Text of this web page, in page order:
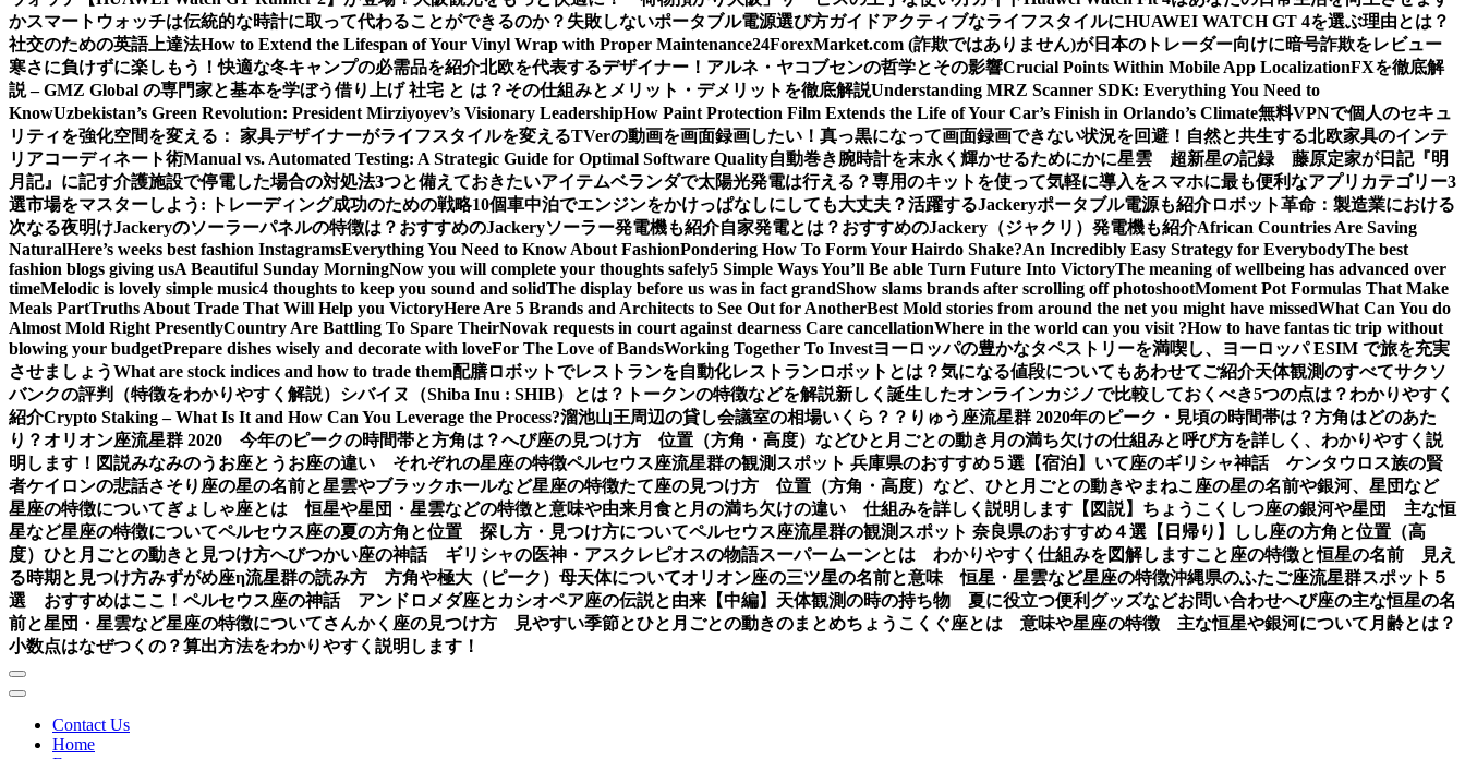
かスマートウォッチは伝統的な時計に取って代わることができるのか？ 失敗しないポータブル電源選び方ガイドアクティブなライフスタイルにHUAWEI WATCH GT 4を選ぶ理由とは？
社交のための英語上達法How to Extend the Lifespan of Your Vinyl Wrap with Proper Maintenance24ForexMarket.com (詐欺ではありません)が日本のトレーダー向けに暗号詐欺をレビュー
寒さに負けずに楽しもう！快適な冬キャンプの必需品を紹介北欧を代表するデザイナー！アルネ・ヤコブセンの哲学とその影響Crucial Points Within Mobile App LocalizationFXを徹底解
説 – GMZ Global の専門家と基本を学ぼう借り上げ 社宅 と は？その仕組みとメリット・デメリットを徹底解説Understanding MRZ Scanner SDK: Everything You Need to
KnowUzbekistan’s Green Revolution: President Mirziyoyev’s Visionary LeadershipHow Paint Protection Film Extends the Life of Your Car’s Finish in Orlando’s Climate無料VPNで個人のセキュ
リティを強化空間を変える： 家具デザイナーがライフスタイルを変えるTVerの動画を画面録画したい！真っ黒になって画面録画できない状況を回避！ 自然と共生する北欧家具のインテ
リアコーディネート術Manual vs. Automated Testing: A Strategic Guide for Optimal Software Quality自動巻き腕時計を末永く輝かせるためにかに星雲 超新星の記録 藤原定家が日記『明
月記』に記す介護施設で停電した場合の対処法3つと備えておきたいアイテムベランダで太陽光発電は行える？専用のキットを使って気軽に導入をスマホに最も便利なアプリカテゴリー3
選市場をマスターしよう: トレーディング成功のための戦略10個車中泊でエンジンをかけっぱなしにしても大丈夫？活躍するJackeryポータブル電源も紹介ロボット革命：製造業における
次なる夜明けJackeryのソーラーパネルの特徴は？おすすめのJackeryソーラー発電機も紹介自家発電とは？おすすめのJackery（ジャクリ）発電機も紹介African Countries Are Saving
NaturalHere’s weeks best fashion InstagramsEverything You Need to Know About FashionPondering How To Form Your Hairdo Shake?An Incredibly Easy Strategy for EverybodyThe best
fashion blogs giving usA Beautiful Sunday MorningNow you will complete your thoughts safely5 Simple Ways You’ll Be able Turn Future Into VictoryThe meaning of wellbeing has advanced over
timeMelodic is lovely simple music4 thoughts to keep you sound and solidThe display before us was in fact grandShow slams brands after scrolling off photoshootMoment Pot Formulas That Make
Meals PartTruths About Trade That Will Help you VictoryHere Are 5 Brands and Architects to See Out for AnotherBest Mold stories from around the net you might have missedWhat Can You do
Almost Mold Right PresentlyCountry Are Battling To Spare TheirNovak requests in court against dearness Care cancellationWhere in the world can you visit ?How to have fantas tic trip without
blowing your budgetPrepare dishes wisely and decorate with loveFor The Love of BandsWorking Together To Investヨーロッパの豊かなタペストリーを満喫し、ヨーロッパ ESIM で旅を充実
させましょうWhat are stock indices and how to trade them配膳ロボットでレストランを自動化レストランロボットとは？気になる値段についてもあわせてご紹介天体観測のすべてサクソ
バンクの評判（特徴をわかりやすく解説） シバイヌ（Shiba Inu : SHIB）とは？トークンの特徴などを解説新しく誕生したオンラインカジノで比較しておくべき5つの点は？わかりやすく
紹介Crypto Staking – What Is It and How Can You Leverage the Process?溜池山王周辺の貸し会議室の相場いくら？？ りゅう座流星群 2020年のピーク・見頃の時間帯は？方角はどのあた
り？オリオン座流星群 2020 今年のピークの時間帯と方角は？へび座の見つけ方 位置（方角・高度）などひと月ごとの動き 月の満ち欠けの仕組みと呼び方を詳しく、わかりやすく説
明します！図説みなみのうお座とうお座の違い それぞれの星座の特徴ペルセウス座流星群の観測スポット 兵庫県のおすすめ５選【宿泊】 いて座のギリシャ神話 ケンタウロス族の賢
者ケイロンの悲話さそり座の星の名前と星雲やブラックホールなど星座の特徴たて座の見つけ方 位置（方角・高度）など、ひと月ごとの動きやまねこ座の星の名前や銀河、星団など
星座の特徴についてぎょしゃ座とは 恒星や星団・星雲などの特徴と意味や由来月食と月の満ち欠けの違い 仕組みを詳しく説明します【図説】 ちょうこくしつ座の銀河や星団 主な恒
星など星座の特徴についてペルセウス座の夏の方角と位置 探し方・見つけ方についてペルセウス座流星群の観測スポット 奈良県のおすすめ４選【日帰り】
しし座の方角と位置（高
度）ひと月ごとの動きと見つけ方へびつかい座の神話 ギリシャの医神・アスクレピオスの物語スーパームーンとは わかりやすく仕組みを図解しますこと座の特徴と恒星の名前 見え
る時期と見つけ方みずがめ座η流星群の読み方 方角や極大（ピーク）母天体についてオリオン座の三ツ星の名前と意味 恒星・星雲など星座の特徴沖縄県のふたご座流星群スポット５
選 おすすめはここ！ ペルセウス座の神話 アンドロメダ座とカシオペア座の伝説と由来【中編】 天体観測の時の持ち物 夏に役立つ便利グッズなどお問い合わせへび座の主な恒星の名
前と星団・星雲など星座の特徴についてさんかく座の見つけ方 見やすい季節とひと月ごとの動きのまとめちょうこくぐ座とは 意味や星座の特徴 主な恒星や銀河について 月齢とは？
小数点はなぜつくの？算出方法をわかりやすく説明します！
Contact Us
Home